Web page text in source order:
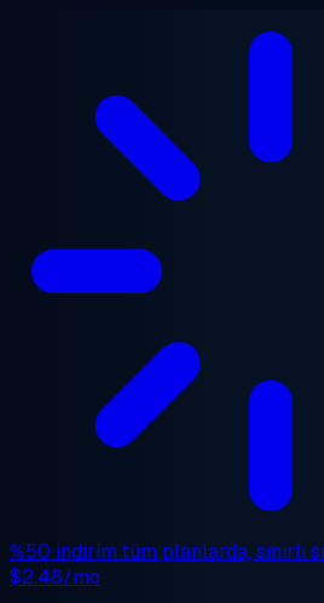
%50 indirim tüm planlarda, sınırlı
$2.48/mo